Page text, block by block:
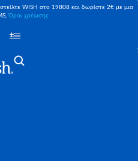
WISH στο 19808 και δωρίστε 2€ με μια
Όροι χρέωσης